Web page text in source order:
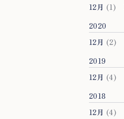
12月 (1)
2020
12月 (2)
2019
12月 (4)
2018
12月 (4)